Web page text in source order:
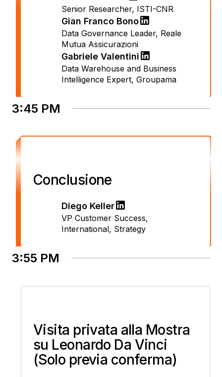
Senior Researcher, ISTI-CNR
Gian Franco Bono
Data Governance Leader, Reale
Mutua Assicurazioni
Gabriele Valentini
Data Warehouse and Business
Intelligence Expert, Groupama
3:45 PM
Conclusione
Diego Keller
VP Customer Success,
International, Strategy
3:55 PM
Visita privata alla Mostra
su Leonardo Da Vinci
(Solo previa conferma)